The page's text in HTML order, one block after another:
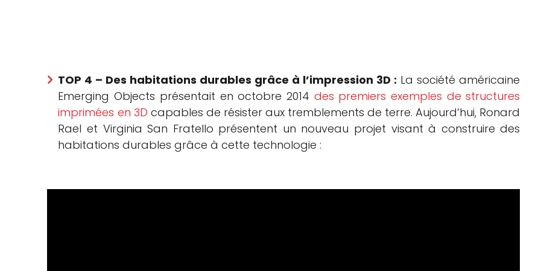
TOP 4 – Des habitations durables grâce à l’impression 3D : La société américaine
Emerging Objects présentait en octobre 2014 des premiers exemples de structures
imprimées en 3D capables de résister aux tremblements de terre. Aujourd’hui, Ronard
Rael et Virginia San Fratello présentent un nouveau projet visant à construire des
habitations durables grâce à cette technologie :